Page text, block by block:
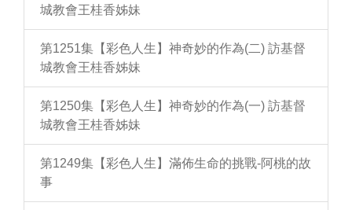
城教會王桂香姊妹
第1251集【彩色人生】神奇妙的作為(二) 訪基督
城教會王桂香姊妹
第1250集【彩色人生】神奇妙的作為(一) 訪基督
城教會王桂香姊妹
第1249集【彩色人生】滿佈生命的挑戰-阿桃的故
事